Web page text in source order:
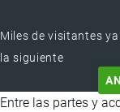
Miles de visitantes
la siguiente
Entre las partes y